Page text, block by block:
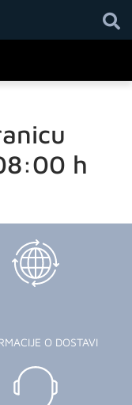
h
O DOSTAVI